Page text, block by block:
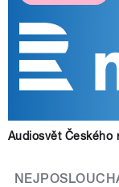
Audiosvět Českého